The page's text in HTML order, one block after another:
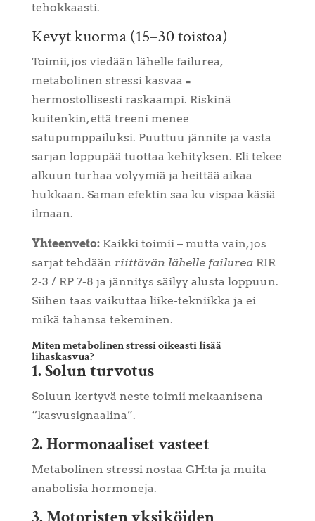
tehokkaasti.
Kevyt kuorma (15–30 toistoa)
Toimii, jos viedään lähelle failurea,
metabolinen stressi kasvaa =
hermostollisesti raskaampi. Riskinä
kuitenkin, että treeni menee
satupumppailuksi. Puuttuu jännite ja vasta
sarjan loppupää tuottaa kehityksen. Eli tekee
alkuun turhaa volyymiä ja heittää aikaa
hukkaan. Saman efektin saa ku vispaa käsiä
ilmaan.
Yhteenveto:Kaikki toimii – mutta vain, jos
sarjat tehdään riittävän lähelle failureaRIR
2-3 / RP 7-8 ja jännitys säilyy alusta loppuun.
Siihen taas vaikuttaa liike-tekniikka ja ei
mikä tahansa tekeminen.
Miten metabolinen stressi oikeasti lisää
lihaskasvua?
1. Solun turvotus
Soluun kertyvä neste toimii mekaanisena
“kasvusignaalina”.
2. Hormonaaliset vasteet
Metabolinen stressi nostaa GH:ta ja muita
anabolisia hormoneja.